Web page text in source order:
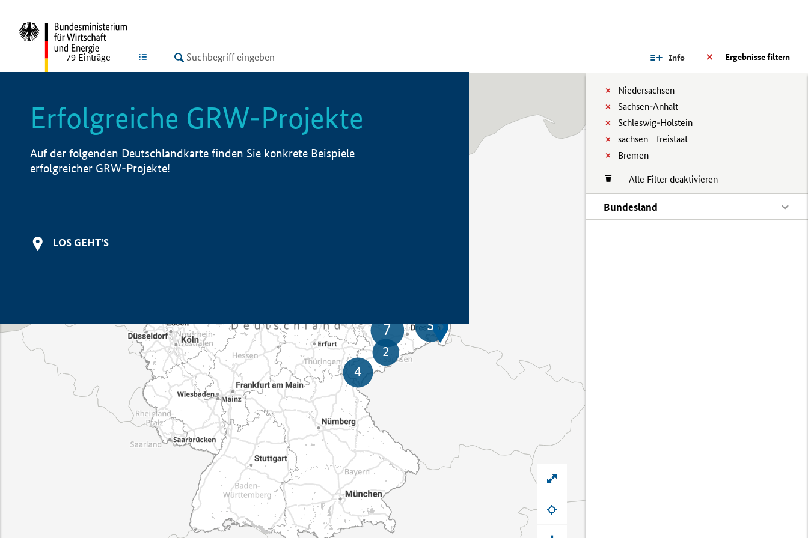
LISTE Ergebnisse filtern
Info
Niedersachsen
Sachsen-Anhalt
Schleswig-Holstein
sachsen__freistaat
Bremen
Alle Filter deaktivieren
Bundesland
79 Einträge
Erfolgreiche GRW-Projekte
Auf der folgenden Deutschlandkarte finden Sie konkrete Beispiele
erfolgreicher GRW-Projekte!
LOS GEHT'S